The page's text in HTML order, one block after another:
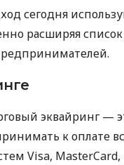
сегодня
расширяя
эквайринг —
к оплате
Visa, MasterCard,